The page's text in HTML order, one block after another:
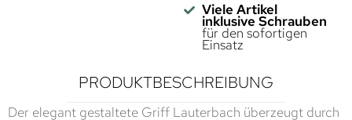
Viele Artikel
inklusive Schrauben
für den sofortigen
Einsatz
PRODUKTBESCHREIBUNG
Der elegant gestaltete Griff Lauterbach überzeugt durch